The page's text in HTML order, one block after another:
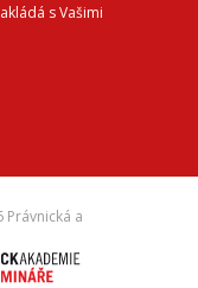
s Vašimi
Právnická a